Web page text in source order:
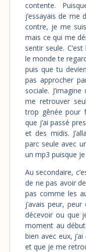
contente.
j’essayais de me
contre, je me
mais ce qui me
sentir seule.
le monde te
puis que tu
pas approcher
sociale.
me retrouver
trop gênée pour
que j’ai passé
et des midis.
parc seule avec
un mp3 puisque
Au secondaire,
de ne pas avoir
pas comme les
j’avais peur,
décevoir ou que
moment au
bien avec eux,
et que je me